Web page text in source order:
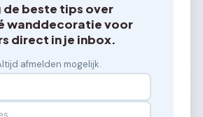
de beste tips over
wanddecoratie voor
direct in je inbox.
afmelden mogelijk.